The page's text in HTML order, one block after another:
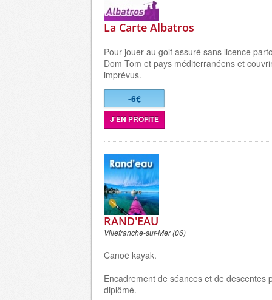
La Carte Albatros
Pour jouer au golf assuré sans licence
Dom Tom et pays méditerranéens et
imprévus.
-6€
J'EN PROFITE
RAND'EAU
Villefranche-sur-Mer (06)
Canoë kayak.
Encadrement de séances et de descentes
diplômé.